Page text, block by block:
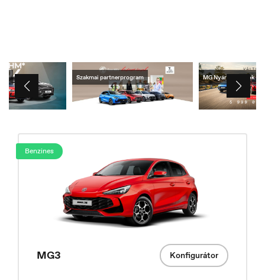
Belgique
Szakmai partnerprogram MG Nyári ajánlatok
Benzines
MG3 Konfigurátor